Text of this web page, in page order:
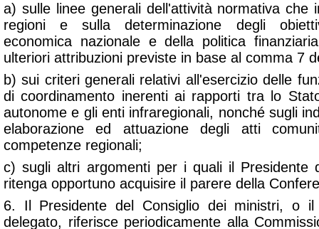
a) sulle linee generali dell'attività normativa che
regioni e sulla determinazione degli
economica nazionale e della politica
ulteriori attribuzioni previste in base al comma 7
b) sui criteri generali relativi all'esercizio delle
di coordinamento inerenti ai rapporti tra lo
autonome e gli enti infraregionali, nonché sugli
elaborazione ed attuazione degli atti
competenze regionali;
c) sugli altri argomenti per i quali il Presidente
ritenga opportuno acquisire il parere della
6. Il Presidente del Consiglio dei ministri, o il
delegato, riferisce periodicamente alla